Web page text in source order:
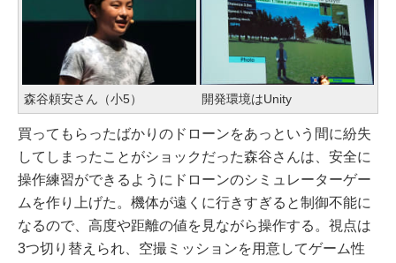
森谷頼安さん（小5） 開発環境はUnity
買ってもらったばかりのドローンをあっという間に紛失
してしまったことがショックだった森谷さんは、安全に
操作練習ができるようにドローンのシミュレーターゲー
ムを作り上げた。機体が遠くに行きすぎると制御不能に
なるので、高度や距離の値を見ながら操作する。視点は
3つ切り替えられ、空撮ミッションを用意してゲーム性